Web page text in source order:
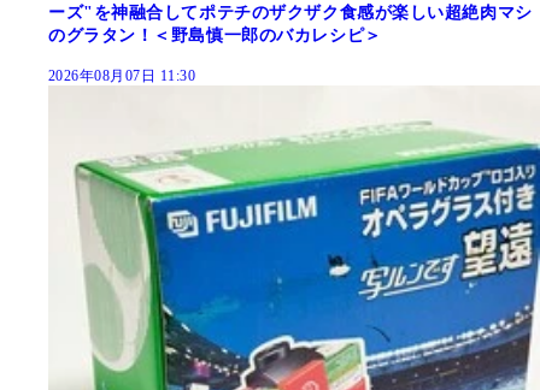
ーズ"を神融合してポテチのザクザク食感が楽しい超絶肉マシ
のグラタン！＜野島慎一郎のバカレシピ＞
2026年08月07日 11:30